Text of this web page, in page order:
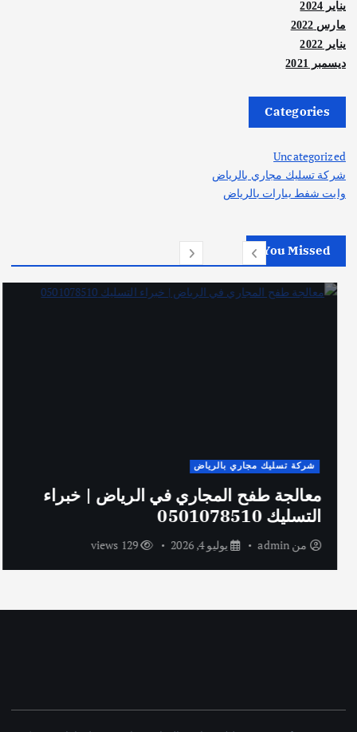
يناير 2024
مارس 2022
يناير 2022
ديسمبر 2021
Categories
Uncategorized
شركة تسليك مجاري بالرياض
وايت شفط بيارات بالرياض
You Missed
شركة تسليك مجاري بالرياض
معالجة طفح المجاري في الرياض | خبراء
التسليك 0501078510
منadmin يوليو 4, 2026 129 views